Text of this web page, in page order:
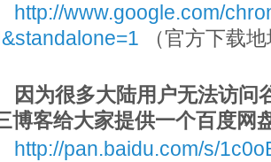
http://www.google.com/
（官方下载
因为很多大陆用户无法访
博客给大家提供一个百度网
http://pan.baidu.com/s/